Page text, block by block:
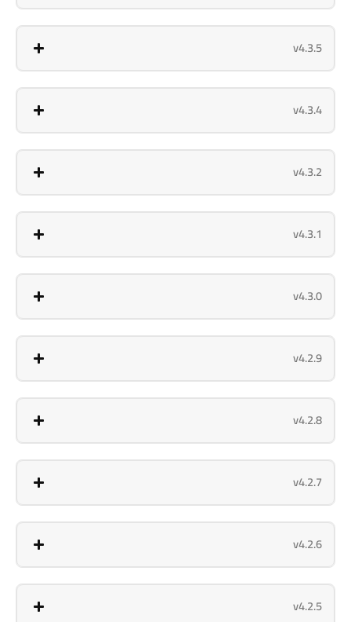
v4.3.5
v4.3.4
v4.3.2
v4.3.1
v4.3.0
v4.2.9
v4.2.8
v4.2.7
v4.2.6
v4.2.5